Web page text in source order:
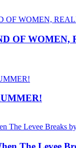
OF WOMEN,